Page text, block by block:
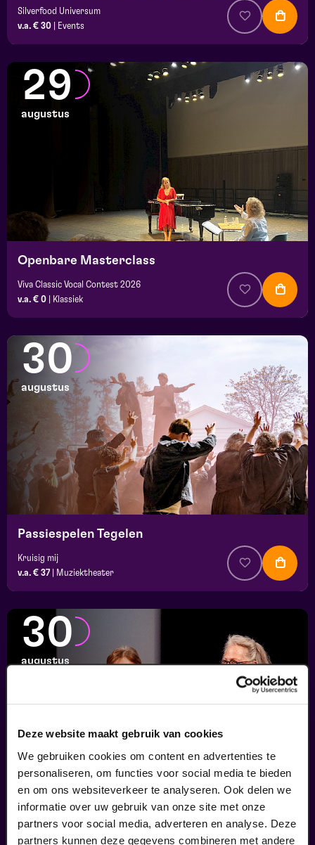
Deze website maakt gebruik van cookies
We gebruiken cookies om content en advertenties te
personaliseren, om functies voor social media te bieden
en om ons websiteverkeer te analyseren. Ook delen we
informatie over uw gebruik van onze site met onze
partners voor social media, adverteren en analyse. Deze
partners kunnen deze gegevens combineren met andere
Silverfood Universum
v.a. € 30
Events
29
augustus
Openbare Masterclass
Viva Classic Vocal Contest 2026
v.a. € 0
Klassiek
30
augustus
Passiespelen Tegelen
Kruisig mij
v.a. € 37
Muziektheater
30
augustus
Finale
Viva Classic Vocal Contest 2026